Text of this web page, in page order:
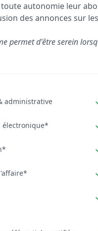
autonomie leur
des annonces sur
permet d'être serein
administrative
électronique*